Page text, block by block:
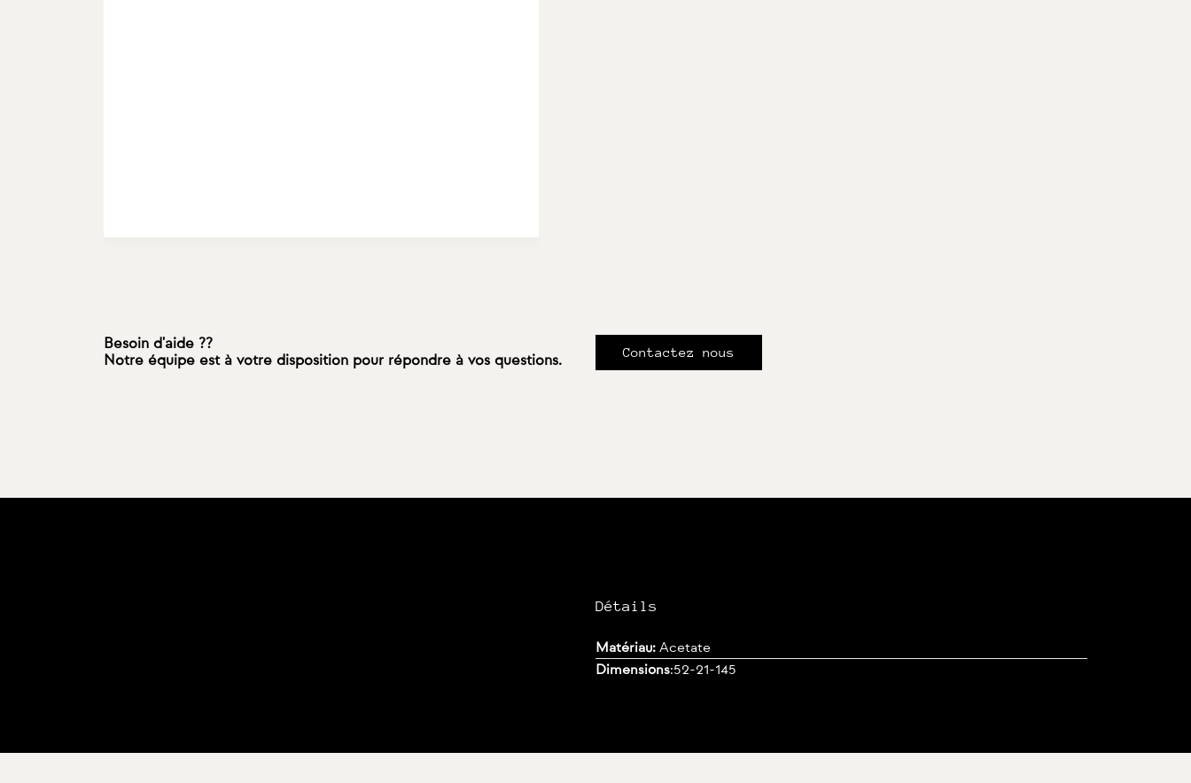
Besoin d'aide ??
Notre équipe est à votre disposition pour répondre à vos questions.
Contactez nous
Détails
Matériau: Acetate
Dimensions:52-21-145